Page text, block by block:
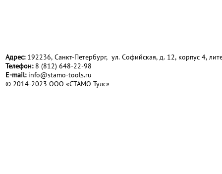
Адрес:192236, Санкт-Петербург, ул. Софийская, д. 12, корпус 4,
Телефон:8 (812) 648-22-98
Е-mail: info@stamo-tools.ru
© 2014-2023 ООО «СТАМО Тулс»